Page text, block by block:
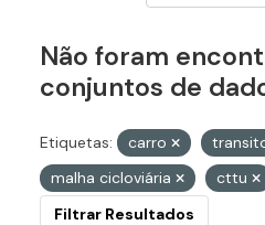
Não foram
conjuntos de
Etiquetas: carro
malha cicloviária
cttu
Filtrar Resultados